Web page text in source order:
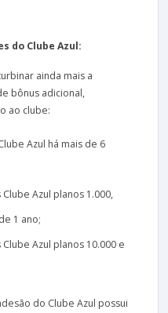
do Clube Azul:
ainda mais a
bônus adicional,
ao clube:
Azul há mais de 6
Azul planos 1.000,
1 ano;
Azul planos 10.000 e
do Clube Azul possui